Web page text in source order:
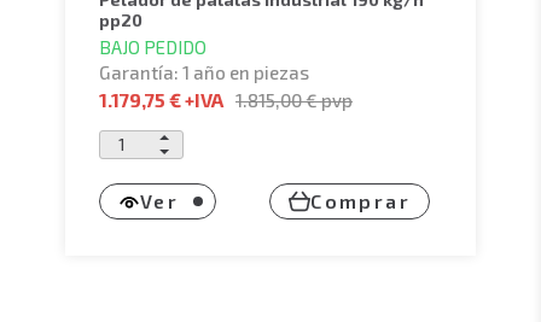
pp20
BAJO PEDIDO
Garantía: 1 año en piezas
1.179,75 €+IVA 1.815,00 €pvp
Ver Comprar